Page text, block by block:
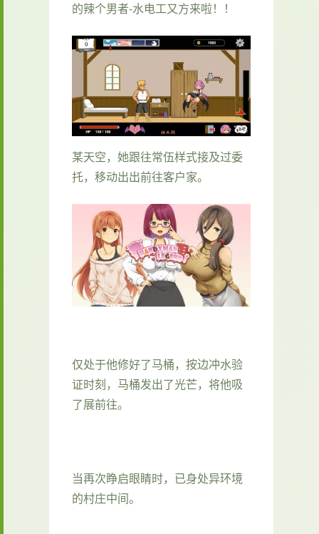
的辣个男者-水电工又方来啦！！
某天空，她跟往常伍样式接及过委
托，移动出出前往客户家。
仅处于他修好了马桶，按边冲水验
证时刻，马桶发出了光芒，将他吸
了展前往。
当再次睁启眼睛时，已身处异环境
的村庄中间。